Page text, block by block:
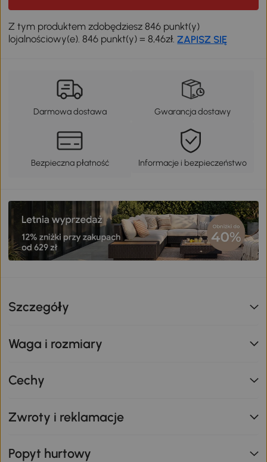
Z tym produktem zdobędziesz 846 punkt(y)
lojalnościowy(e). 846 punkt(y) = 8,46zł.ZAPISZ SIĘ
Darmowa dostawa Gwarancja dostawy
Bezpieczna płatność Informacje i bezpieczeństwo
Szczegóły
Waga i rozmiary
Cechy
Zwroty i reklamacje
Popyt hurtowy